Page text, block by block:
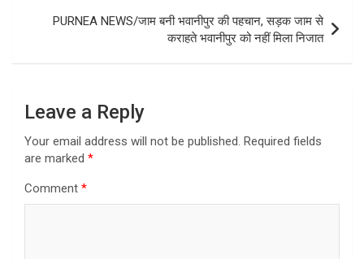
PURNEA NEWS/जाम बनी भवानीपुर की पहचान, सड़क जाम से
कराहते भवानीपुर को नहीं मिला निजात
Leave a Reply
Your email address will not be published. Required fields
are marked *
Comment *